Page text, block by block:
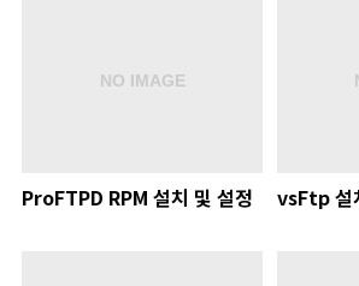
ProFTPD RPM 설치 및 설정 vsFtp 설